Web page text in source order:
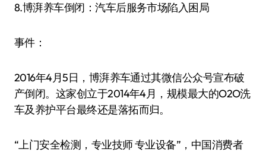
8.博湃养车倒闭：汽车后服务市场陷入困局
事件：
2016年4月5日，博湃养车通过其微信公众号宣布破
产倒闭。这家创立于2014年4月，规模最大的O2O洗
车及养护平台最终还是落拓而归。
“上门安全检测，专业技师 专业设备”，中国消费者